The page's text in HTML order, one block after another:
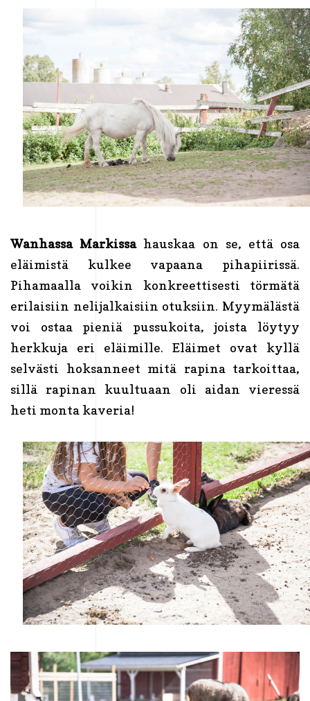
Wanhassa Markissahauskaa on se, että osa
eläimistä kulkee vapaana pihapiirissä.
Pihamaalla voikin konkreettisesti törmätä
erilaisiin nelijalkaisiin otuksiin. Myymälästä
voi ostaa pieniä pussukoita, joista löytyy
herkkuja eri eläimille. Eläimet ovat kyllä
selvästi hoksanneet mitä rapina tarkoittaa,
sillä rapinan kuultuaan oli aidan vieressä
heti monta kaveria!